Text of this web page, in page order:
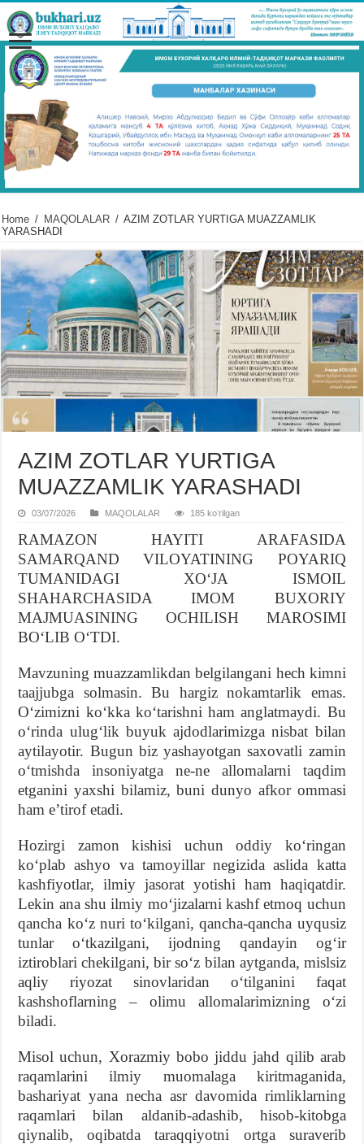
Home / MAQOLALAR / AZIM ZOTLAR YURTIGA MUAZZAMLIK
YARASHADI
AZIM ZOTLAR YURTIGA
MUAZZAMLIK YARASHADI
03/07/2026 MAQOLALAR 185 koʻrilgan
RAMAZON HAYITI ARAFASIDA
SAMARQAND VILOYATINING POYARIQ
TUMANIDAGI XOʻJA ISMOIL
SHAHARCHASIDA IMOM BUXORIY
MAJMUASINING OCHILISH MAROSIMI
BOʻLIB OʻTDI.
Mavzuning muazzamlikdan belgilangani hech kimni
taajjubga solmasin. Bu hargiz nokamtarlik emas.
Oʻzimizni koʻkka koʻtarishni ham anglatmaydi. Bu
oʻrinda ulugʻlik buyuk ajdodlarimizga nisbat bilan
aytilayotir. Bugun biz yashayotgan saxovatli zamin
oʻtmishda insoniyatga ne-ne allomalarni taqdim
etganini yaxshi bilamiz, buni dunyo afkor ommasi
ham eʼtirof etadi.
Hozirgi zamon kishisi uchun oddiy koʻringan
koʻplab ashyo va tamoyillar negizida aslida katta
kashfiyotlar, ilmiy jasorat yotishi ham haqiqatdir.
Lekin ana shu ilmiy moʻjizalarni kashf etmoq uchun
qancha koʻz nuri toʻkilgani, qancha-qancha uyqusiz
tunlar oʻtkazilgani, ijodning qandayin ogʻir
iztiroblari chekilgani, bir soʻz bilan aytganda, mislsiz
aqliy riyozat sinovlaridan oʻtilganini faqat
kashshoflarning – olimu allomalarimizning oʻzi
biladi.
Misol uchun, Xorazmiy bobo jiddu jahd qilib arab
raqamlarini ilmiy muomalaga kiritmaganida,
bashariyat yana necha asr davomida rimliklarning
raqamlari bilan aldanib-adashib, hisob-kitobga
qiynalib, oqibatda taraqqiyotni ortga suraverib